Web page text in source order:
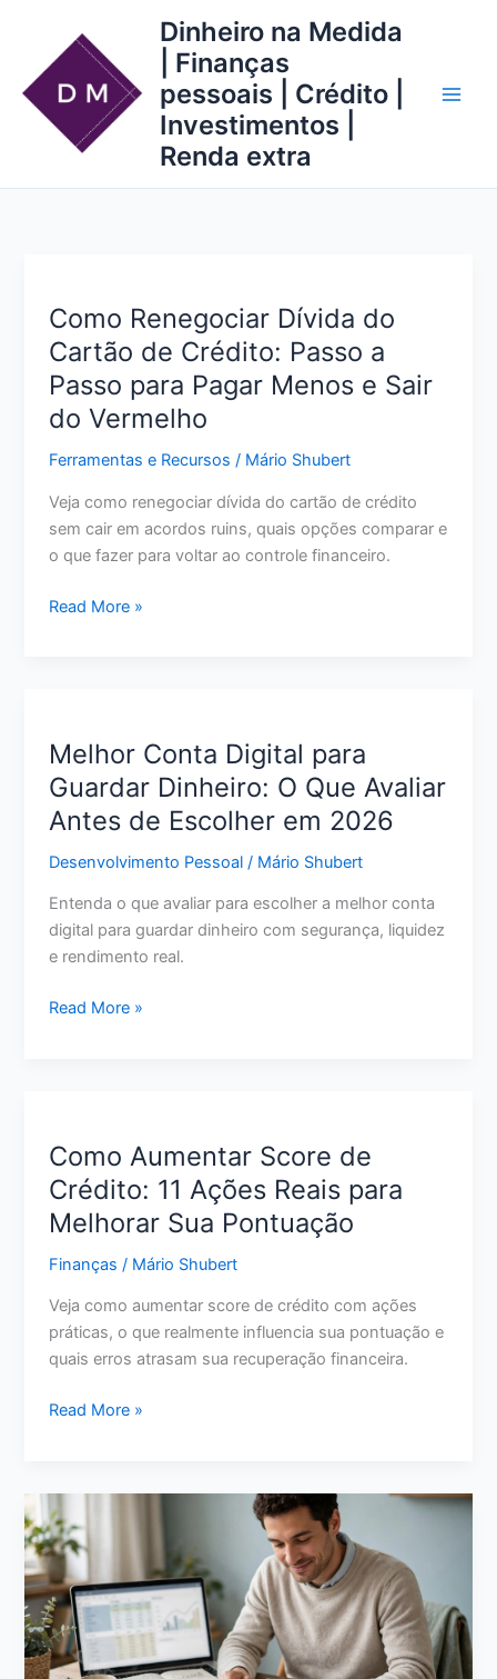
conteúdo
Dinheiro na Medida
| Finanças
pessoais | Crédito |
Investimentos |
Renda extra
Como Renegociar Dívida do
Cartão de Crédito: Passo a
Passo para Pagar Menos e Sair
do Vermelho
Ferramentas e Recursos / Mário Shubert
Veja como renegociar dívida do cartão de crédito
sem cair em acordos ruins, quais opções comparar e
o que fazer para voltar ao controle financeiro.
Como
Crédito:
Passo
a
para
Pagar
Menos
e
do
Read More »
Melhor Conta Digital para
Guardar Dinheiro: O Que Avaliar
Antes de Escolher em 2026
Desenvolvimento Pessoal / Mário Shubert
Entenda o que avaliar para escolher a melhor conta
digital para guardar dinheiro com segurança, liquidez
e rendimento real.
Melhor
O
Que
Avaliar
de
Escolher
em
2026
Read More »
Como Aumentar Score de
Crédito: 11 Ações Reais para
Melhorar Sua Pontuação
Finanças / Mário Shubert
Veja como aumentar score de crédito com ações
práticas, o que realmente influencia sua pontuação e
quais erros atrasam sua recuperação financeira.
Como
de
Crédito:
11
Ações
Reais
para
Melhorar
Read More »